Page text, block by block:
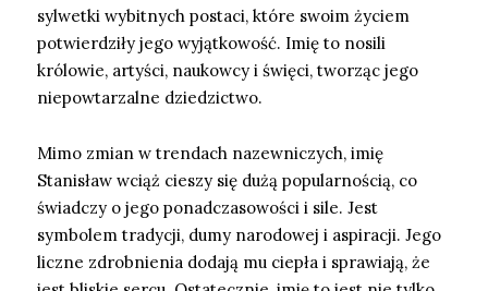
sylwetki wybitnych postaci, które swoim życiem
potwierdziły jego wyjątkowość. Imię to nosili
królowie, artyści, naukowcy i święci, tworząc jego
niepowtarzalne dziedzictwo.
Mimo zmian w trendach nazewniczych, imię
Stanisław wciąż cieszy się dużą popularnością, co
świadczy o jego ponadczasowości i sile. Jest
symbolem tradycji, dumy narodowej i aspiracji. Jego
liczne zdrobnienia dodają mu ciepła i sprawiają, że